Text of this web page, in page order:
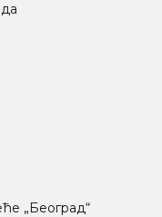
„Београд“